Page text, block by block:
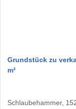
Grundstück zu
m²
Schlaubehammer,